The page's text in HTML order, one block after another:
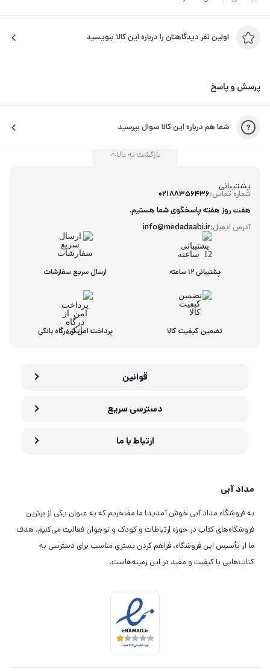
اولین نفر دیدگاهتان را درباره این کالا بنویسید
پرسش و پاسخ
شما هم درباره این کالا سوال بپرسید
پشتیبانی
شماره تماس:02188356436
آدرس ایمیل:info@medadaabi.ir
هفت روز هفته پاسخگوی شما هستیم.
بازگشت به بالا
پشتیبانی 12 ساعته ارسال سریع سفارشات
تضمین کیفیت کالا پرداخت امن از درگاه بانکی
قوانین
دسترسی سریع
ارتباط با ما
مداد آبی
به فروشگاه مداد آبی خوش آمدید! ما مفتخریم که به عنوان یکی از برترین
فروشگاه‌های کتاب در حوزه ارتباطات و کودک و نوجوان فعالیت می‌کنیم. هدف
ما از تأسیس این فروشگاه، فراهم کردن بستری مناسب برای دسترسی به
کتاب‌هایی با کیفیت و مفید در این زمینه‌هاست.